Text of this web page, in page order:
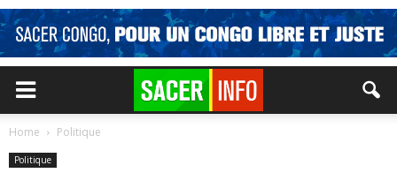
Home Politique
Politique